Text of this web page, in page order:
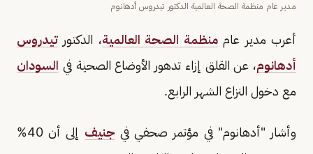
مدير عام منظمة الصحة العالمية الدكتور تيدروس أدهانوم
أعرب مدير عاممنظمة الصحة العالمية، الدكتور تيدروس
أدهانوم، عن القلق إزاء تدهور الأوضاع الصحية في السودان
مع دخول النزاع الشهر الرابع.
وأشار "أدهانوم" في مؤتمر صحفي في جنيف
إلى أن 40%